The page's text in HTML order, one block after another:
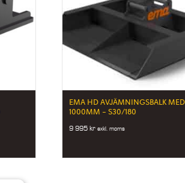
EMA HD AVJÄMNINGSBALK
1000MM – S30/180
9 995kr exkl. moms